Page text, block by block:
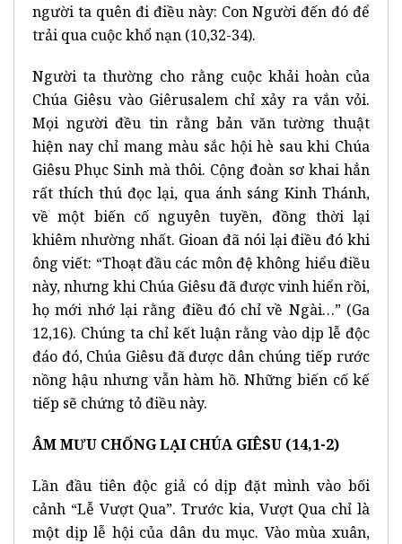
người ta quên đi điều này: Con Người đến đó để
trải qua cuộc khổ nạn (10,32-34).
Người ta thường cho rằng cuộc khải hoàn của
Chúa Giêsu vào Giêrusalem chỉ xảy ra vắn vỏi.
Mọi người đều tin rằng bản văn tường thuật
hiện nay chỉ mang màu sắc hội hè sau khi Chúa
Giêsu Phục Sinh mà thôi. Cộng đoàn sơ khai hẳn
rất thích thú đọc lại, qua ánh sáng Kinh Thánh,
về một biến cố nguyên tuyền, đồng thời lại
khiêm nhường nhất. Gioan đã nói lại điều đó khi
ông viết: “Thoạt đầu các môn đệ không hiểu điều
này, nhưng khi Chúa Giêsu đã được vinh hiển rồi,
họ mới nhớ lại rằng điều đó chỉ về Ngài…” (Ga
12,16). Chúng ta chỉ kết luận rằng vào dịp lễ độc
đáo đó, Chúa Giêsu đã được dân chúng tiếp rước
nồng hậu nhưng vẫn hàm hồ. Những biến cố kế
tiếp sẽ chứng tỏ điều này.
ÂM MƯU CHỐNG LẠI CHÚA GIÊSU (14,1-2)
Lần đầu tiên độc giả có dịp đặt mình vào bối
cảnh “Lễ Vượt Qua”. Trước kia, Vượt Qua chỉ là
một dịp lễ hội của dân du mục. Vào mùa xuân,